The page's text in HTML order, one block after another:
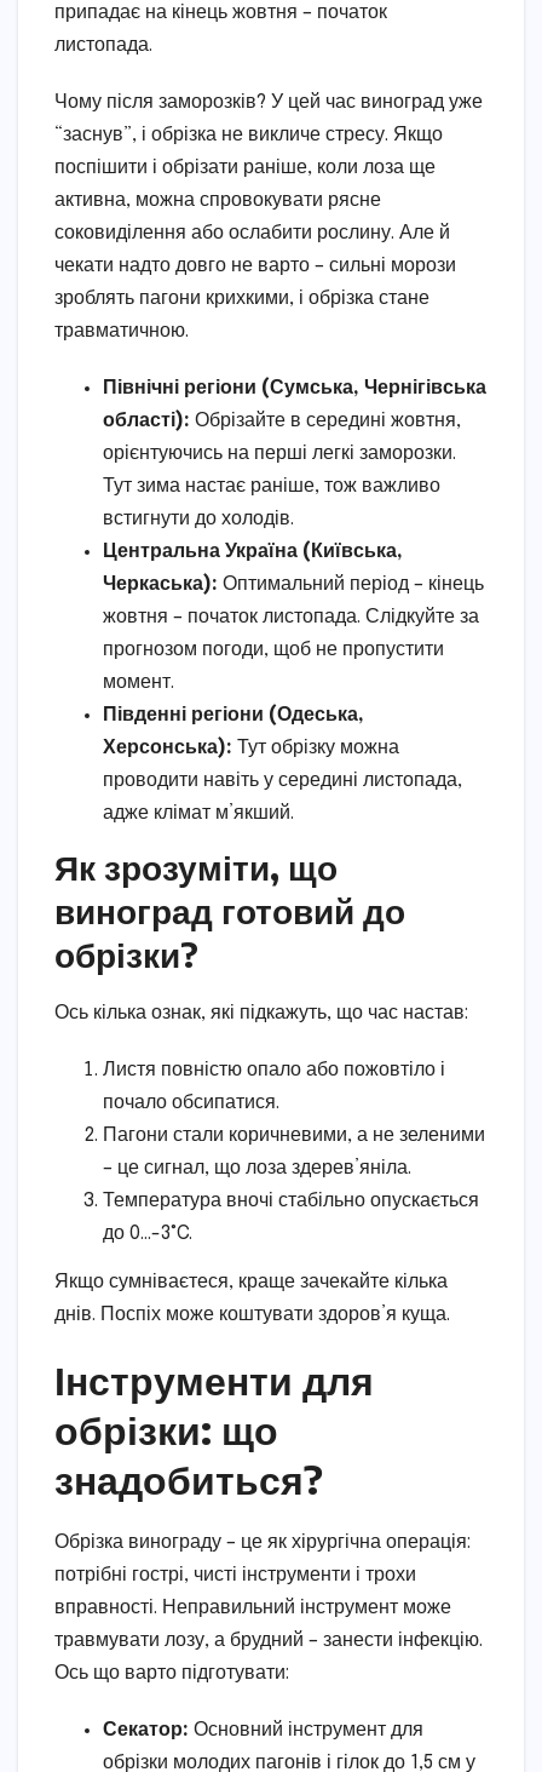
припадає на кінець жовтня – початок
листопада.
Чому після заморозків? У цей час виноград уже
“заснув”, і обрізка не викличе стресу. Якщо
поспішити і обрізати раніше, коли лоза ще
активна, можна спровокувати рясне
соковиділення або ослабити рослину. Але й
чекати надто довго не варто – сильні морози
зроблять пагони крихкими, і обрізка стане
травматичною.
Північні регіони (Сумська, Чернігівська
області): Обрізайте в середині жовтня,
орієнтуючись на перші легкі заморозки.
Тут зима настає раніше, тож важливо
встигнути до холодів.
Центральна Україна (Київська,
Черкаська): Оптимальний період – кінець
жовтня – початок листопада. Слідкуйте за
прогнозом погоди, щоб не пропустити
момент.
Південні регіони (Одеська,
Херсонська): Тут обрізку можна
проводити навіть у середині листопада,
адже клімат м’якший.
Як зрозуміти, що
виноград готовий до
обрізки?
Ось кілька ознак, які підкажуть, що час настав:
Листя повністю опало або пожовтіло і
почало обсипатися.
Пагони стали коричневими, а не зеленими
– це сигнал, що лоза здерев’яніла.
Температура вночі стабільно опускається
до 0…-3°C.
Якщо сумніваєтеся, краще зачекайте кілька
днів. Поспіх може коштувати здоров’я куща.
Інструменти для
обрізки: що
знадобиться?
Обрізка винограду – це як хірургічна операція:
потрібні гострі, чисті інструменти і трохи
вправності. Неправильний інструмент може
травмувати лозу, а брудний – занести інфекцію.
Ось що варто підготувати:
Секатор: Основний інструмент для
обрізки молодих пагонів і гілок до 1,5 см у